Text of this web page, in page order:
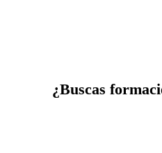
¿Buscas